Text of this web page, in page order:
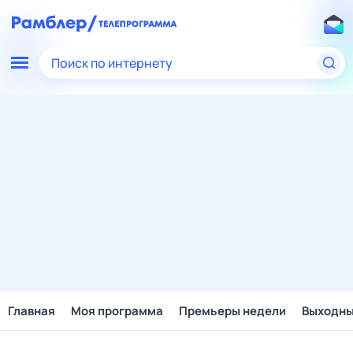
Поиск по интернету
Главная Моя программа Премьеры недели